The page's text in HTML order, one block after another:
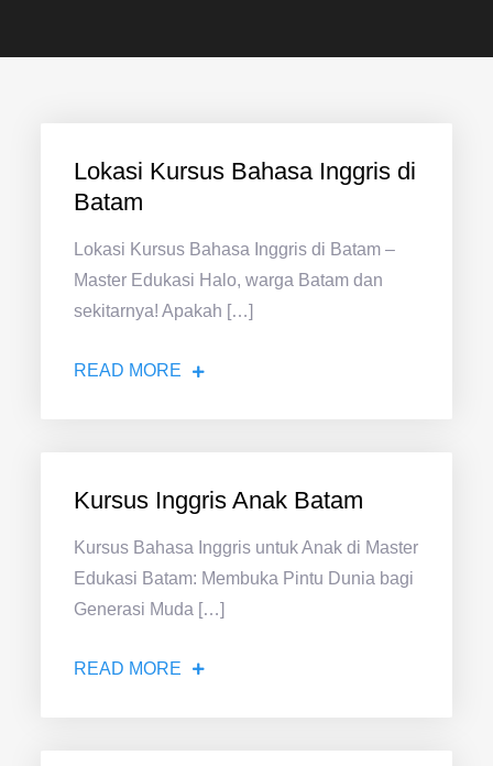
Lokasi Kursus Bahasa Inggris di
Batam
Lokasi Kursus Bahasa Inggris di Batam –
Master Edukasi Halo, warga Batam dan
sekitarnya! Apakah […]
READ MORE
Kursus Inggris Anak Batam
Kursus Bahasa Inggris untuk Anak di Master
Edukasi Batam: Membuka Pintu Dunia bagi
Generasi Muda […]
READ MORE